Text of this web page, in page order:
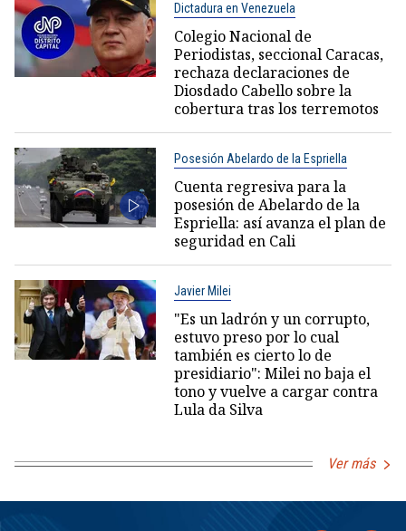
Dictadura en Venezuela
Colegio Nacional de
Periodistas, seccional Caracas,
rechaza declaraciones de
Diosdado Cabello sobre la
cobertura tras los terremotos
Posesión Abelardo de la Espriella
Cuenta regresiva para la
posesión de Abelardo de la
Espriella: así avanza el plan de
seguridad en Cali
Javier Milei
"Es un ladrón y un corrupto,
estuvo preso por lo cual
también es cierto lo de
presidiario": Milei no baja el
tono y vuelve a cargar contra
Lula da Silva
Ver más